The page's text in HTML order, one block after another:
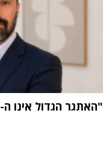
"האתגר הגדול אינו ה-AI אלא הטמעתה בארגון"